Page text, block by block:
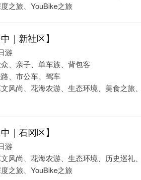
之旅、YouBike之旅
｜新社区】
游
、亲子、单车族、背包客
、市公车、驾车
风尚、花海农游、生态环境、美食之旅、
｜石冈区】
游
风尚、花海农游、生态环境、历史巡礼、
之旅、YouBike之旅